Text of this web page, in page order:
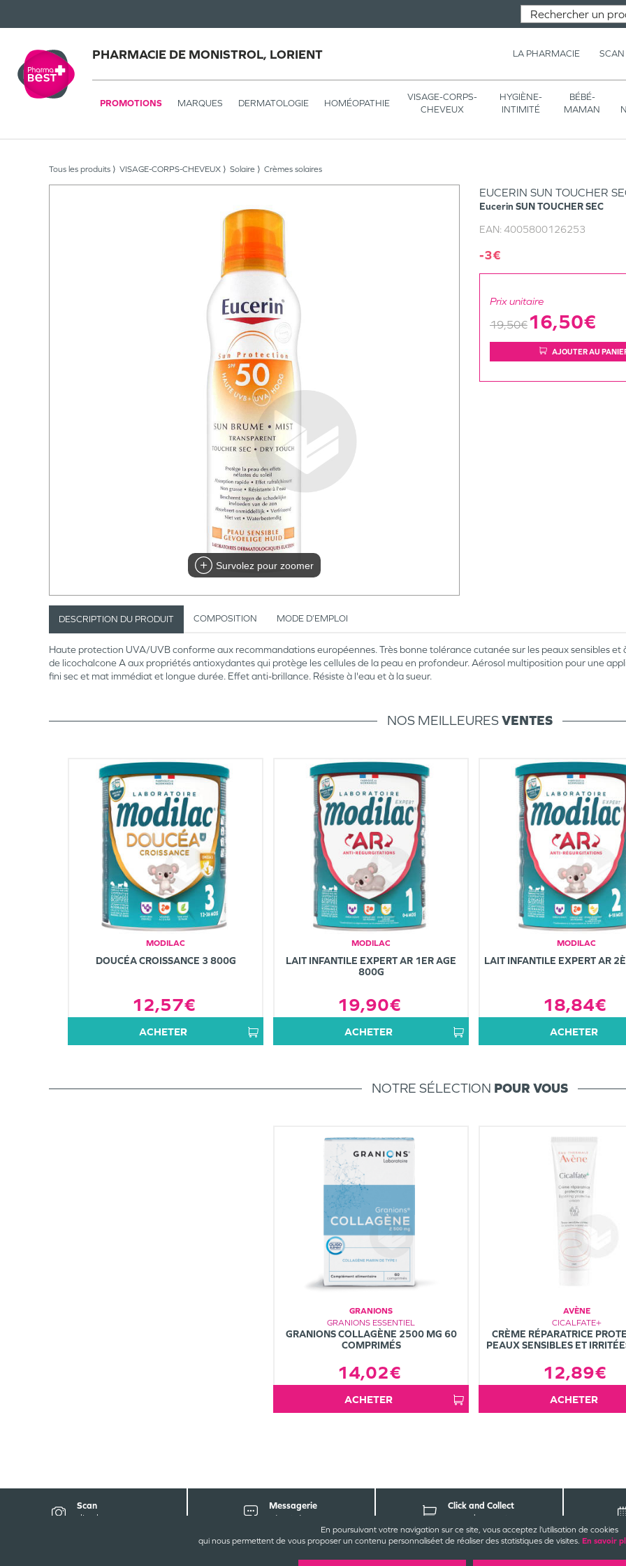
En poursuivant votre navigation sur ce site, vous acceptez l’utilisation de cookies
qui nous permettent de vous proposer un contenu personnaliséet de réaliser des statistiques de visites. En savoir
PHARMACIE DE MONISTROL, LORIENT LA PHARMACIE SCAN
PROMOTIONS MARQUES DERMATOLOGIE HOMÉOPATHIE
VISAGE-CORPS-
CHEVEUX
HYGIÈNE-
INTIMITÉ
BÉBÉ-
MAMAN
Tous les produits VISAGE-CORPS-CHEVEUX Solaire Crèmes solaires
Survolez pour zoomer
EUCERIN SUN TOUCHER
Eucerin SUN TOUCHER SEC
EAN: 4005800126253
-3€
Prix unitaire
19,50€ 16,50€
AJOUTER AU
DESCRIPTION DU PRODUIT COMPOSITION MODE D’EMPLOI
Haute protection UVA/UVB conforme aux recommandations européennes. Très bonne tolérance cutanée sur les peaux sensibles
de licochalcone A aux propriétés antioxydantes qui protège les cellules de la peau en profondeur. Aérosol multiposition pour une
fini sec et mat immédiat et longue durée. Effet anti-brillance. Résiste à l'eau et à la sueur.
NOS MEILLEURESVENTES
MODILAC
DOUCÉA CROISSANCE 3 800G
12,57€
ACHETER
MODILAC
LAIT INFANTILE EXPERT AR 1ER AGE
800G
19,90€
ACHETER
MODILAC
LAIT INFANTILE EXPERT AR
18,84€
ACHETER
NOTRE SÉLECTION POUR VOUS
GRANIONS
GRANIONS ESSENTIEL
GRANIONS COLLAGÈNE 2500 MG 60
COMPRIMÉS
14,02€
ACHETER
AVÈNE
CICALFATE+
CRÈME RÉPARATRICE
PEAUX SENSIBLES ET
12,89€
ACHETER
Scan
d'ordonnance
Messagerie
sécurisée
Click and Collect
parapharmacie